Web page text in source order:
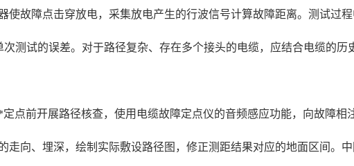
故障点击穿放电，采集放电产生的行波信号计算故障距离。测试过
测试的误差。对于路径复杂、存在多个接头的电缆，应结合电缆的历
点前开展路径核查，使用电缆故障定点仪的音频感应功能，向故障相
向、埋深，绘制实际敷设路径图，修正测距结果对应的地面区间。